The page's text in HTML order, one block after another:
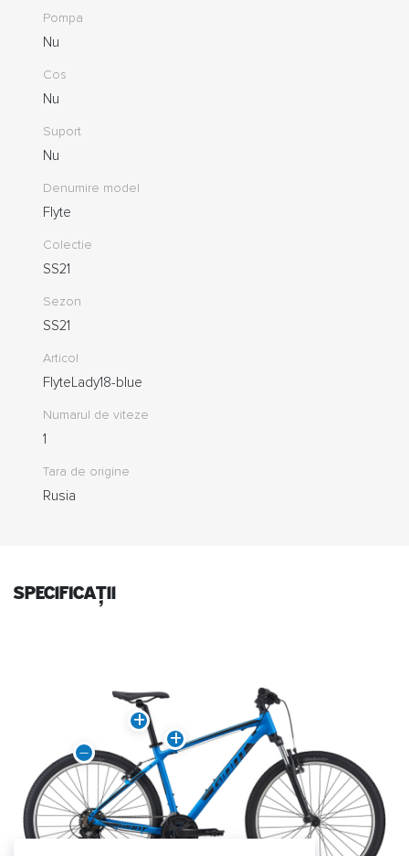
Pompa
Nu
Cos
Nu
Suport
Nu
Denumire model
Flyte
Colectie
SS21
Sezon
SS21
Articol
FlyteLady18-blue
Numarul de viteze
1
Tara de origine
Rusia
specificații